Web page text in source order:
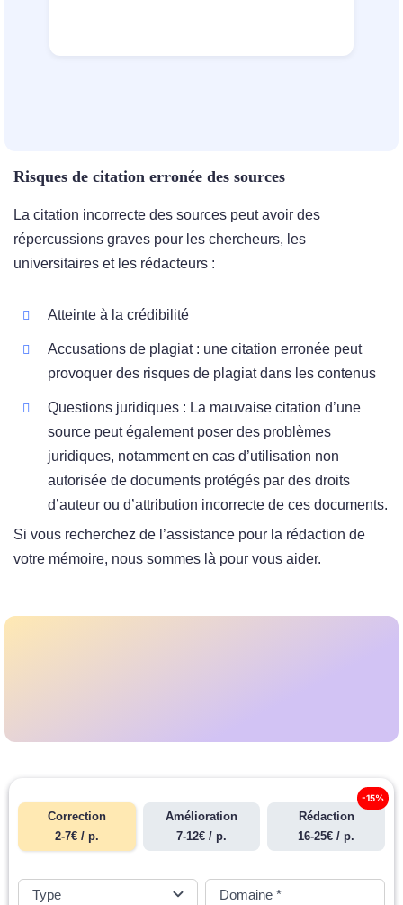
Risques de citation erronée des sources
La citation incorrecte des sources peut avoir des
répercussions graves pour les chercheurs, les
universitaires et les rédacteurs :
Atteinte à la crédibilité
Accusations de plagiat : une citation erronée peut
provoquer des risques de plagiat dans les contenus
Questions juridiques : La mauvaise citation d’une
source peut également poser des problèmes
juridiques, notamment en cas d’utilisation non
autorisée de documents protégés par des droits
d’auteur ou d’attribution incorrecte de ces documents.
Si vous recherchez de l’assistance pour la rédaction de
votre mémoire, nous sommes là pour vous aider.
Correction
2-7€ / p.
Amélioration
7-12€ / p.
Rédaction
16-25€ / p.
-15%